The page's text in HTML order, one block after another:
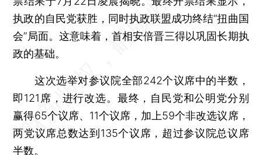
执政的自民党获胜，同时执政联盟成功终结“扭曲国
会”局面。这意味着，首相安倍晋三得以巩固长期执
政的基础。
这次选举对参议院全部242个议席中的半数，
即121席，进行改选。最终，自民党和公明党分别
赢得65个议席、11个议席，加上59个非改选议席，
两党议席总数达到135个议席，超过参议院总议席
半数。